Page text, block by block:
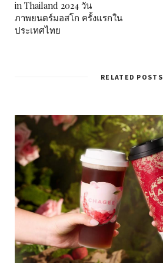
in Thailand 2024 วัน
ภาพยนตร์มอสโก ครั้งแรกใน
ประเทศไทย
RELATED POSTS